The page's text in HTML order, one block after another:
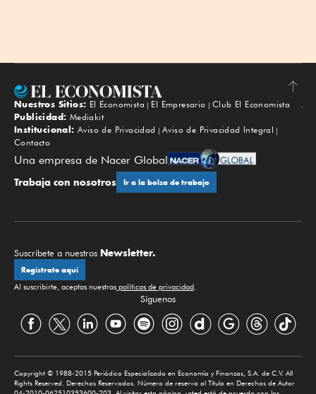
Subir
Nuestros Sitios: El Economista El Empresario
Club El Economista
Publicidad: Mediakit
Institucional: Aviso de Privacidad
Aviso de Privacidad Integral
Contacto
Una empresa de Nacer Global
Trabaja con nosotros Ir a la bolsa de trabajo
Suscríbete a nuestros Newsletter.
Regístrate aquí
Al suscribirte, aceptas nuestras políticas de privacidad
Síguenos
Copyright © 1988-2015 Periódico Especializado en Economía y Finanzas, S.A. de C.V. All
Rights Reserved. Derechos Reservados. Número de reserva al Título en Derechos de Autor
04-2010-062510353600-203. Al visitar esta página, usted está de acuerdo con los